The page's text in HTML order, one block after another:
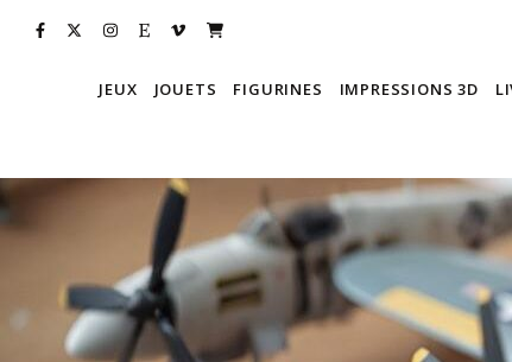
JEUX JOUETS FIGURINES IMPRESSIONS 3D